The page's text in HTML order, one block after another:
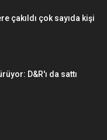
çakıldı çok sayıda kişi
D&R'ı da sattı